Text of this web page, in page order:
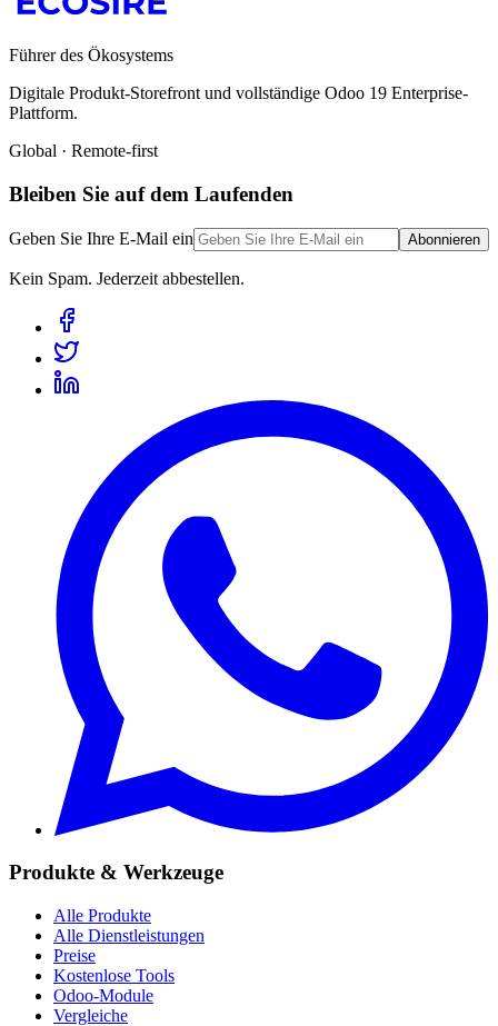
Führer des Ökosystems
Digitale Produkt-Storefront und vollständige Odoo 19 Enterprise-
Plattform.
Global · Remote-first
Bleiben Sie auf dem Laufenden
Geben Sie Ihre E-Mail ein Abonnieren
Kein Spam. Jederzeit abbestellen.
Produkte & Werkzeuge
Alle Produkte
Alle Dienstleistungen
Preise
Kostenlose Tools
Odoo-Module
Vergleiche